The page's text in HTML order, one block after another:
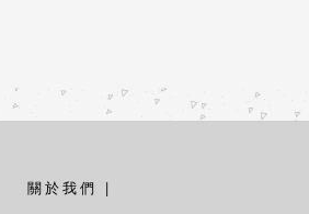
關於我們 |